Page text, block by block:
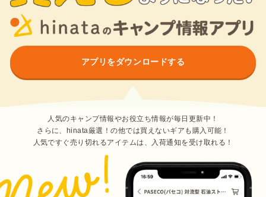
アプリをダウンロードする
人気のキャンプ情報やお役立ち情報が毎日更新中！
さらに、hinata厳選！の他では買えないギアも購入可能！
人気ですぐ売り切れるアイテムは、入荷通知を受け取れる！